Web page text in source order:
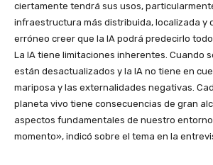
ciertamente tendrá sus usos,
infraestructura más distribuida, localizada y
erróneo creer que la IA podrá predecirlo
La IA tiene limitaciones inherentes. Cuando
están desactualizados y la IA no tiene en
mariposa y las externalidades negativas.
planeta vivo tiene consecuencias de gran
aspectos fundamentales de nuestro
momento», indicó sobre el tema en la